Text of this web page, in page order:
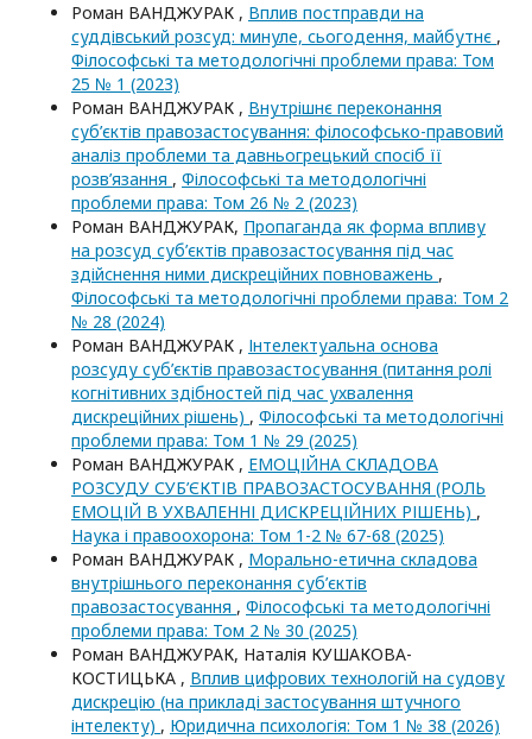
Роман ВАНДЖУРАК , Вплив постправди на
суддівський розсуд: минуле, сьогодення, майбутнє ,
Філософські та методологічні проблеми права: Том
25 № 1 (2023)
Роман ВАНДЖУРАК , Внутрішнє переконання
суб’єктів правозастосування: філософсько-правовий
аналіз проблеми та давньогрецький спосіб її
розв’язання , Філософські та методологічні
проблеми права: Том 26 № 2 (2023)
Роман ВАНДЖУРАК, Пропаганда як форма впливу
на розсуд суб’єктів правозастосування під час
здійснення ними дискреційних повноважень ,
Філософські та методологічні проблеми права: Том 2
№ 28 (2024)
Роман ВАНДЖУРАК , Інтелектуальна основа
розсуду суб’єктів правозастосування (питання ролі
когнітивних здібностей під час ухвалення
дискреційних рішень) , Філософські та методологічні
проблеми права: Том 1 № 29 (2025)
Роман ВАНДЖУРАК , ЕМОЦІЙНА СКЛАДОВА
РОЗСУДУ СУБ’ЄКТІВ ПРАВОЗАСТОСУВАННЯ (РОЛЬ
ЕМОЦІЙ В УХВАЛЕННІ ДИСКРЕЦІЙНИХ РІШЕНЬ) ,
Наука і правоохорона: Том 1-2 № 67-68 (2025)
Роман ВАНДЖУРАК , Морально-етична складова
внутрішнього переконання суб’єктів
правозастосування , Філософські та методологічні
проблеми права: Том 2 № 30 (2025)
Роман ВАНДЖУРАК, Наталія КУШАКОВА-
КОСТИЦЬКА , Вплив цифрових технологій на судову
дискрецію (на прикладі застосування штучного
інтелекту) , Юридична психологія: Том 1 № 38 (2026)